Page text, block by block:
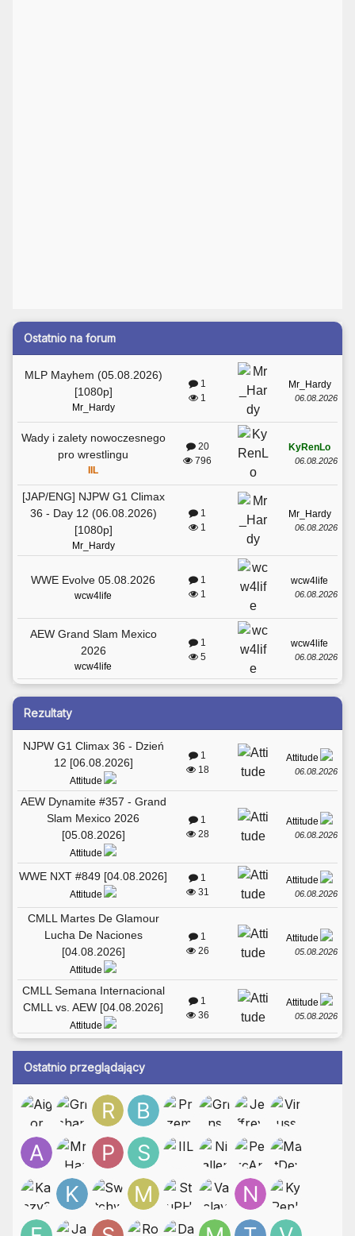
Ostatnio na forum
MLP Mayhem (05.08.2026)
[1080p]
Mr_Hardy
1
1
Mr_Hardy
06.08.2026
Wady i zalety nowoczesnego
pro wrestlingu
IIL
20
796
KyRenLo
06.08.2026
[JAP/ENG] NJPW G1 Climax
36 - Day 12 (06.08.2026)
[1080p]
Mr_Hardy
1
1
Mr_Hardy
06.08.2026
WWE Evolve 05.08.2026
wcw4life
1
1
wcw4life
06.08.2026
AEW Grand Slam Mexico
2026
wcw4life
1
5
wcw4life
06.08.2026
Rezultaty
NJPW G1 Climax 36 - Dzień
12 [06.08.2026]
Attitude
1
18
Attitude
06.08.2026
AEW Dynamite #357 - Grand
Slam Mexico 2026
[05.08.2026]
Attitude
1
28
Attitude
06.08.2026
WWE NXT #849 [04.08.2026]
Attitude
1
31
Attitude
06.08.2026
CMLL Martes De Glamour
Lucha De Naciones
[04.08.2026]
Attitude
1
26
Attitude
05.08.2026
CMLL Semana Internacional
CMLL vs. AEW [04.08.2026]
Attitude
1
36
Attitude
05.08.2026
Ostatnio przeglądający